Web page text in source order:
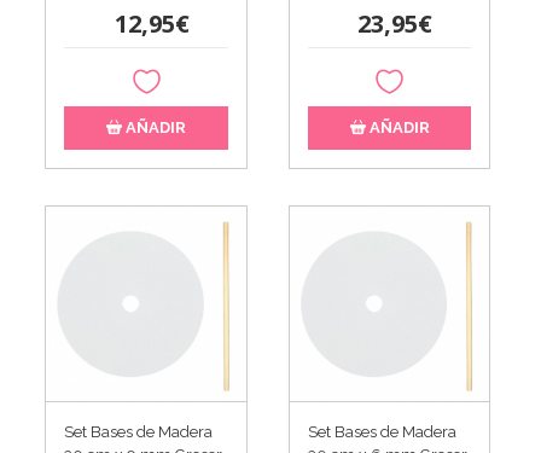
12,95€
AÑADIR
23,95€
AÑADIR
Set Bases de Madera
Set Bases de Madera